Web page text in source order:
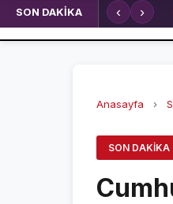
SPOR
GALATASARAY
BEŞİKTAŞ
SON DAKİKA ‹ ›
Anasayfa ›
SON DAKIKA